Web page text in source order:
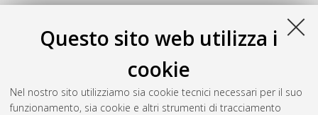
Questo sito web utilizza i
cookie
Nel nostro sito utilizziamo sia cookie tecnici necessari per il suo
funzionamento, sia cookie e altri strumenti di tracciamento